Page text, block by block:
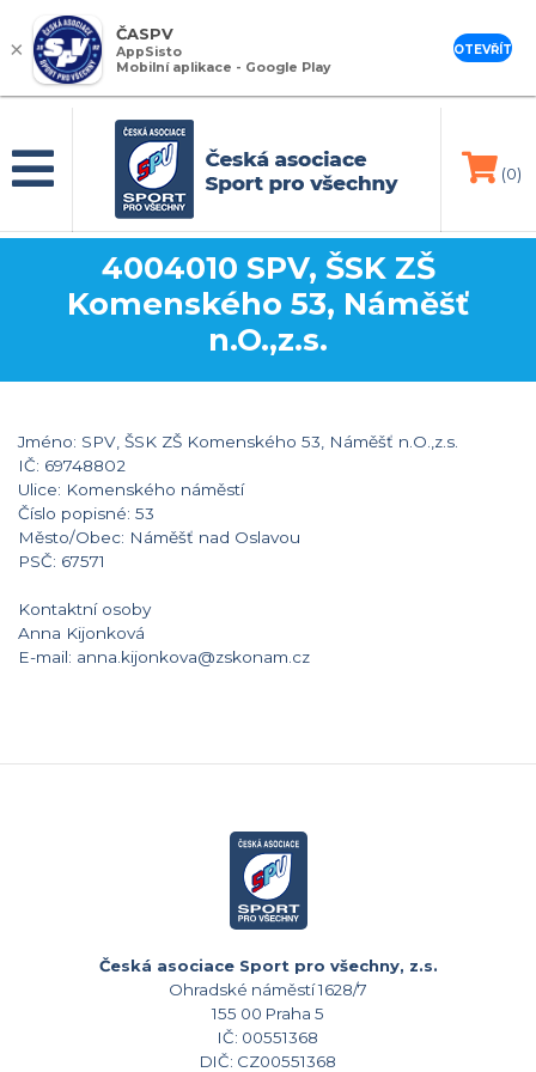
(0)
4004010 SPV, ŠSK ZŠ
Komenského 53, Náměšť
n.O.,z.s.
Jméno: SPV, ŠSK ZŠ Komenského 53, Náměšť n.O.,z.s.
IČ: 69748802
Ulice: Komenského náměstí
Číslo popisné: 53
Město/Obec: Náměšť nad Oslavou
PSČ: 67571
Kontaktní osoby
Anna Kijonková
E-mail: anna.kijonkova@zskonam.cz
Česká asociace Sport pro všechny, z.s.
Ohradské náměstí 1628/7
155 00 Praha 5
IČ: 00551368
DIČ: CZ00551368
×
ČASPV
AppSisto
Mobilní aplikace - Google Play
OTEVŘÍT